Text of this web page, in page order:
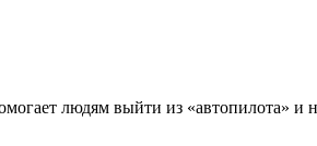
людям выйти из «автопилота» и